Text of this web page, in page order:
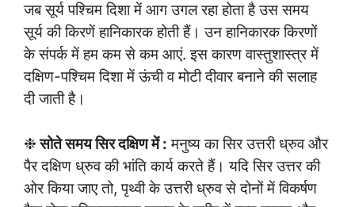
जब सूर्य पश्चिम दिशा में आग उगल रहा होता है उस समय
सूर्य की किरणें हानिकारक होती हैं। उन हानिकारक किरणों
के संपर्क में हम कम से कम आएं. इस कारण वास्तुशास्त्र में
दक्षिण-पश्चिम दिशा में ऊंची व मोटी दीवार बनाने की सलाह
दी जाती है।
❉सोते समय सिर दक्षिण में : मनुष्य का सिर उत्तरी ध्रुव और
पैर दक्षिण ध्रुव की भांति कार्य करते हैं। यदि सिर उत्तर की
ओर किया जाए तो, पृथ्वी के उत्तरी ध्रुव से दोनों में विकर्षण